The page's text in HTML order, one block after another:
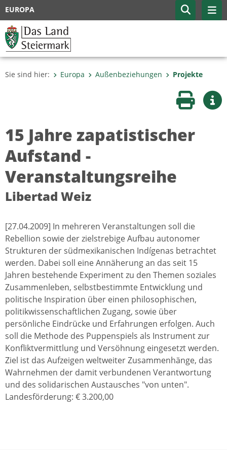
EUROPA
Sie sind hier: Europa Außenbeziehungen Projekte
Seite
15 Jahre zapatistischer
Aufstand -
Veranstaltungsreihe
Libertad Weiz
[27.04.2009] In mehreren Veranstaltungen soll die
Rebellion sowie der zielstrebige Aufbau autonomer
Strukturen der südmexikanischen Indígenas betrachtet
werden. Dabei soll eine Annäherung an das seit 15
Jahren bestehende Experiment zu den Themen soziales
Zusammenleben, selbstbestimmte Entwicklung und
politische Inspiration über einen philosophischen,
politikwissenschaftlichen Zugang, sowie über
persönliche Eindrücke und Erfahrungen erfolgen. Auch
soll die Methode des Puppenspiels als Instrument zur
Konfliktvermittlung und Versöhnung eingesetzt werden.
Ziel ist das Aufzeigen weltweiter Zusammenhänge, das
Wahrnehmen der damit verbundenen Verantwortung
und des solidarischen Austausches "von unten".
Landesförderung: € 3.200,00